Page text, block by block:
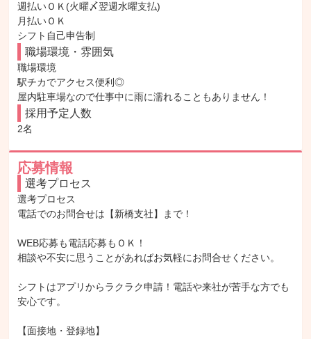
週払いＯＫ(火曜〆翌週水曜支払)
月払いＯＫ
シフト自己申告制
職場環境・雰囲気
職場環境
駅チカでアクセス便利◎
屋内駐車場なので仕事中に雨に濡れることもありません！
採用予定人数
2名
応募情報
選考プロセス
選考プロセス
電話でのお問合せは【新橋支社】まで！
WEB応募も電話応募もＯＫ！
相談や不安に思うことがあればお気軽にお問合せください。
シフトはアプリからラクラク申請！電話や来社が苦手な方でも
安心です。
【面接地・登録地】